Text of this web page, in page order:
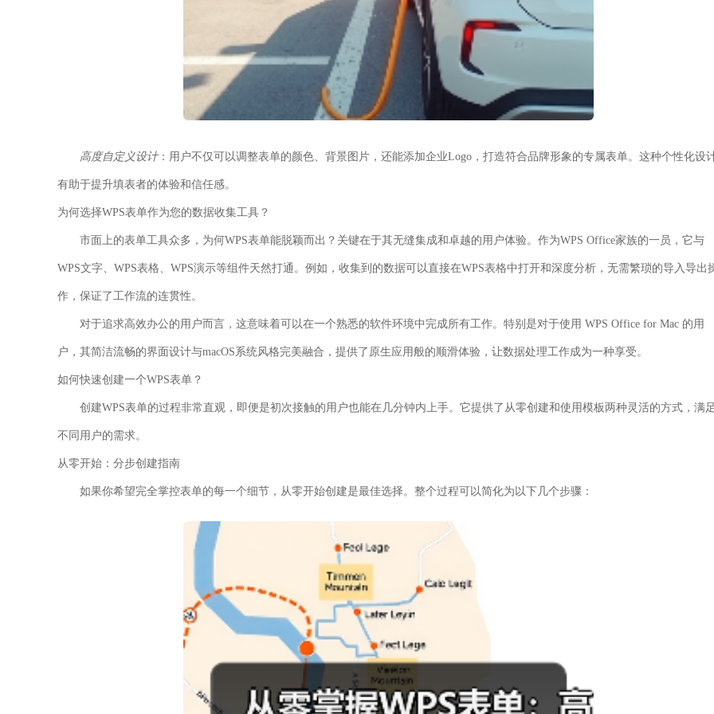
高度自定义设计：用户不仅可以调整表单的颜色、背景图片，还能添加企业Logo，打造符合品牌形象的专属表单。这种个性化设
有助于提升填表者的体验和信任感。
为何选择WPS表单作为您的数据收集工具？
市面上的表单工具众多，为何WPS表单能脱颖而出？关键在于其无缝集成和卓越的用户体验。作为WPS Office家族的一员，它与
WPS文字、WPS表格、WPS演示等组件天然打通。例如，收集到的数据可以直接在WPS表格中打开和深度分析，无需繁琐的导入导出
作，保证了工作流的连贯性。
对于追求高效办公的用户而言，这意味着可以在一个熟悉的软件环境中完成所有工作。特别是对于使用 WPS Office for Mac 的用
户，其简洁流畅的界面设计与macOS系统风格完美融合，提供了原生应用般的顺滑体验，让数据处理工作成为一种享受。
如何快速创建一个WPS表单？
创建WPS表单的过程非常直观，即便是初次接触的用户也能在几分钟内上手。它提供了从零创建和使用模板两种灵活的方式，满
不同用户的需求。
从零开始：分步创建指南
如果你希望完全掌控表单的每一个细节，从零开始创建是最佳选择。整个过程可以简化为以下几个步骤：